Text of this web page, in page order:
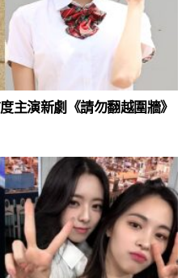
主演新劇《請勿翻越圍牆》